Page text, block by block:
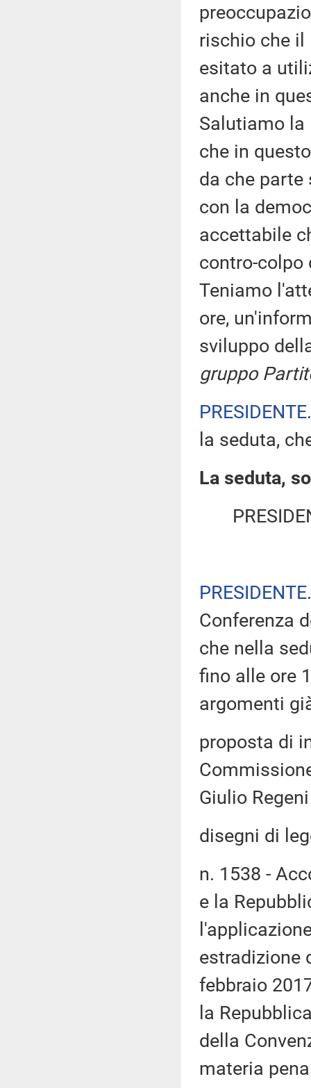
rischio che il
esitato a
anche in
Salutiamo la
che in
da che parte
con la
accettabile
contro-colpo
Teniamo
ore,
sviluppo
gruppo
PRESIDENTE
la seduta,
La seduta,
PRESIDENTE
Conferenza
che nella
fino alle ore
argomenti
proposta di
Giulio
disegni di
n. 1538 -
e la
estradizione
febbraio
la
della
materia